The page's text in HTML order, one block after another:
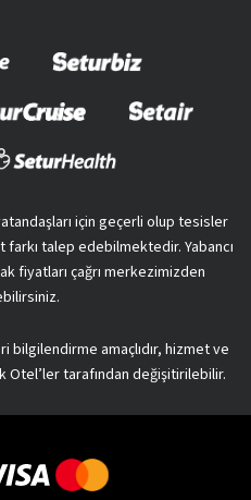
için geçerli olup tesisler
talep edebilmektedir. Yabancı
fiyatları çağrı merkezimizden
amaçlıdır, hizmet ve
Otel’ler tarafından değişitirilebilir.